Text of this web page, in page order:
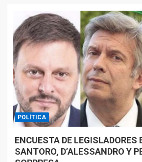
POLÍTICA
ENCUESTA DE LEGISLADORES
SANTORO, D’ALESSANDRO Y